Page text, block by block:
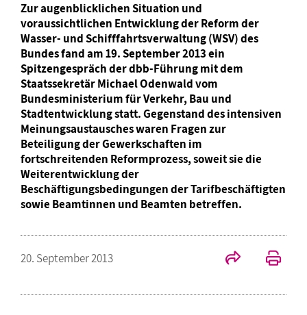
Zur augenblicklichen Situation und
voraussichtlichen Entwicklung der Reform der
Wasser- und Schifffahrtsverwaltung (WSV) des
Bundes fand am 19. September 2013 ein
Spitzengespräch der dbb-Führung mit dem
Staatssekretär Michael Odenwald vom
Bundesministerium für Verkehr, Bau und
Stadtentwicklung statt. Gegenstand des intensiven
Meinungsaustausches waren Fragen zur
Beteiligung der Gewerkschaften im
fortschreitenden Reformprozess, soweit sie die
Weiterentwicklung der
Beschäftigungsbedingungen der Tarifbeschäftigten
sowie Beamtinnen und Beamten betreffen.
20. September 2013